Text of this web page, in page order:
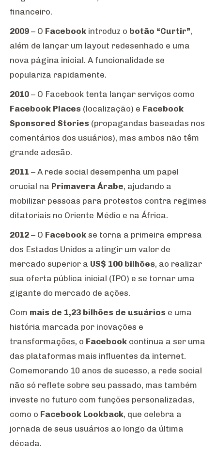
financeiro.
2009 – O Facebook introduz o botão “Curtir”,
além de lançar um layout redesenhado e uma
nova página inicial. A funcionalidade se
populariza rapidamente.
2010 – O Facebook tenta lançar serviços como
Facebook Places (localização) e Facebook
Sponsored Stories (propagandas baseadas nos
comentários dos usuários), mas ambos não têm
grande adesão.
2011 – A rede social desempenha um papel
crucial na Primavera Árabe, ajudando a
mobilizar pessoas para protestos contra regimes
ditatoriais no Oriente Médio e na África.
2012 – O Facebook se torna a primeira empresa
dos Estados Unidos a atingir um valor de
mercado superior a US$ 100 bilhões, ao realizar
sua oferta pública inicial (IPO) e se tornar uma
gigante do mercado de ações.
Com mais de 1,23 bilhões de usuários e uma
história marcada por inovações e
transformações, o Facebook continua a ser uma
das plataformas mais influentes da internet.
Comemorando 10 anos de sucesso, a rede social
não só reflete sobre seu passado, mas também
investe no futuro com funções personalizadas,
como o Facebook Lookback, que celebra a
jornada de seus usuários ao longo da última
década.